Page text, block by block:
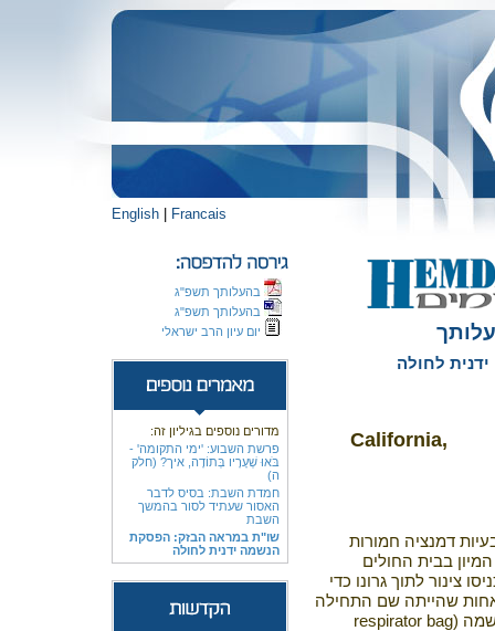
English Francais
לחולה
California,
דמנציה חמורות
בבית החולים
צינור לתוך גרונו כדי
שהייתה שם התחילה
(
respirator bag
בהעלותך תשפ"ג
בהעלותך תשפ"ג
יום עיון הרב ישראלי
מדורים נוספים בגיליון זה:
פרשת השבוע: 'ימי התקומה' -
בֹּאוּ שְׁעָרָיו בְּתוֹדָה, איך? (חלק
ה)
חמדת השבת: בסיס לדבר
האסור שעתיד לסור בהמשך
השבת
שו"ת במראה הבזק: הפסקת
הנשמה ידנית לחולה